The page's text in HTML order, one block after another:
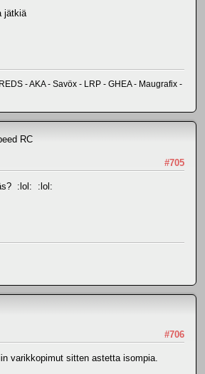
jätkiä
- AKA - Savöx - LRP - GHEA - Maugrafix -
RC
#705
:lol: :lol:
#706
varikkopimut sitten astetta isompia.